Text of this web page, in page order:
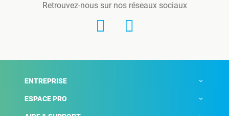
Retrouvez-nous sur nos réseaux sociaux
ENTREPRISE
ESPACE PRO